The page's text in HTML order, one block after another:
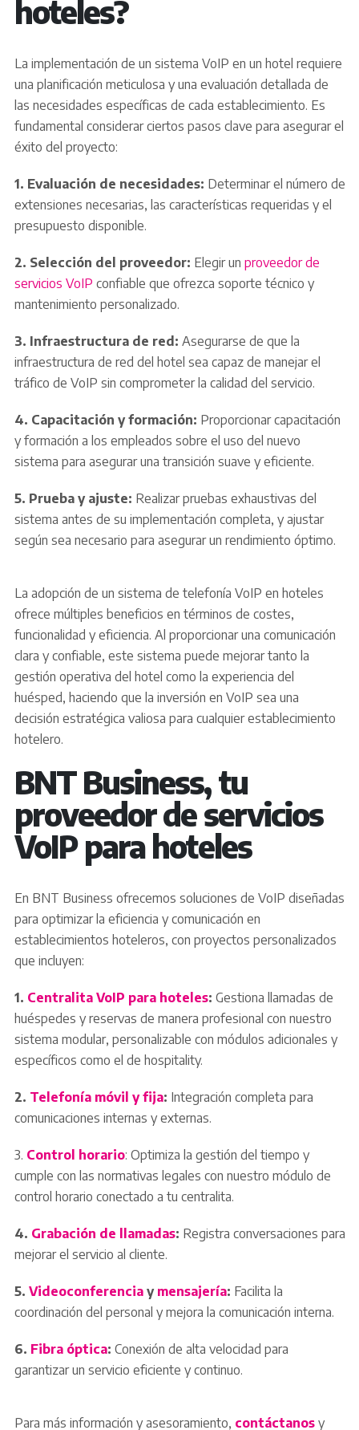
hoteles?
La implementación de un sistema VoIP en un hotel requiere
una planificación meticulosa y una evaluación detallada de
las necesidades específicas de cada establecimiento. Es
fundamental considerar ciertos pasos clave para asegurar el
éxito del proyecto:
1. Evaluación de necesidades: Determinar el número de
extensiones necesarias, las características requeridas y el
presupuesto disponible.
2. Selección del proveedor: Elegir un proveedor de
servicios VoIP confiable que ofrezca soporte técnico y
mantenimiento personalizado.
3. Infraestructura de red: Asegurarse de que la
infraestructura de red del hotel sea capaz de manejar el
tráfico de VoIP sin comprometer la calidad del servicio.
4. Capacitación y formación: Proporcionar capacitación
y formación a los empleados sobre el uso del nuevo
sistema para asegurar una transición suave y eficiente.
5. Prueba y ajuste: Realizar pruebas exhaustivas del
sistema antes de su implementación completa, y ajustar
según sea necesario para asegurar un rendimiento óptimo.
La adopción de un sistema de telefonía VoIP en hoteles
ofrece múltiples beneficios en términos de costes,
funcionalidad y eficiencia. Al proporcionar una comunicación
clara y confiable, este sistema puede mejorar tanto la
gestión operativa del hotel como la experiencia del
huésped, haciendo que la inversión en VoIP sea una
decisión estratégica valiosa para cualquier establecimiento
hotelero.
BNT Business, tu
proveedor de servicios
VoIP para hoteles
En BNT Business ofrecemos soluciones de VoIP diseñadas
para optimizar la eficiencia y comunicación en
establecimientos hoteleros, con proyectos personalizados
que incluyen:
1. Centralita VoIP para hoteles: Gestiona llamadas de
huéspedes y reservas de manera profesional con nuestro
sistema modular, personalizable con módulos adicionales y
específicos como el de hospitality.
2. Telefonía móvil y fija: Integración completa para
comunicaciones internas y externas.
3. Control horario: Optimiza la gestión del tiempo y
cumple con las normativas legales con nuestro módulo de
control horario conectado a tu centralita.
4. Grabación de llamadas: Registra conversaciones para
mejorar el servicio al cliente.
5. Videoconferenciay mensajería: Facilita la
coordinación del personal y mejora la comunicación interna.
6. Fibra óptica: Conexión de alta velocidad para
garantizar un servicio eficiente y continuo.
Para más información y asesoramiento, contáctanosy